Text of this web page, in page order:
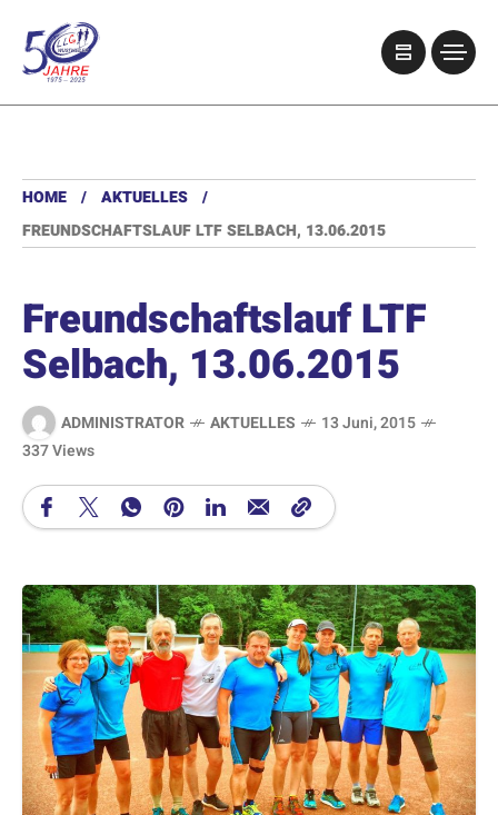
HOME
AKTUELLES
FREUNDSCHAFTSLAUF LTF SELBACH, 13.06.2015
Freundschaftslauf LTF
Selbach, 13.06.2015
ADMINISTRATOR AKTUELLES
13 Juni, 2015
337 Views